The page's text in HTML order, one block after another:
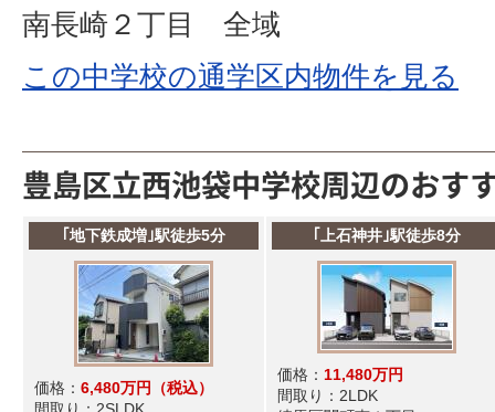
南長崎２丁目 全域
この中学校の通学区内物件を見る
豊島区立西池袋中学校周辺のおす
｢地下鉄成増｣駅徒歩5分
価格： 6,480万円
（税込）
｢上石神井｣駅徒歩8分
価格： 11,480万円
間取り： 2LDK